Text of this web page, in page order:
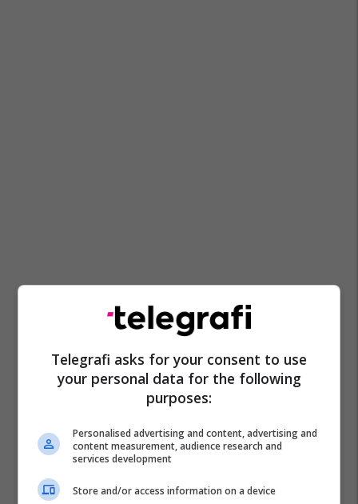
Telegrafi asks for your consent to use
your personal data for the following
purposes:
Personalised advertising and content, advertising and
content measurement, audience research and
services development
Store and/or access information on a device